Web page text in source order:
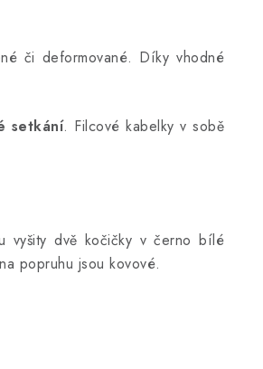
či deformované. Díky vhodné
setkání. Filcové kabelky v sobě
vyšity dvě kočičky v černo bílé
popruhu jsou kovové.